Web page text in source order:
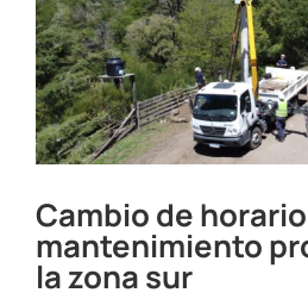
Cambio de horario
mantenimiento
la zona sur